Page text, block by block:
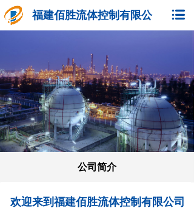
公司简介
欢迎来到福建佰胜流体控制有限公司
福建佰胜流体控制有限公
司